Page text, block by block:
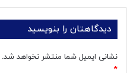
دیدگاهتان را بنویسید
نشانی ایمیل شما منتشر نخواهد شد.
*